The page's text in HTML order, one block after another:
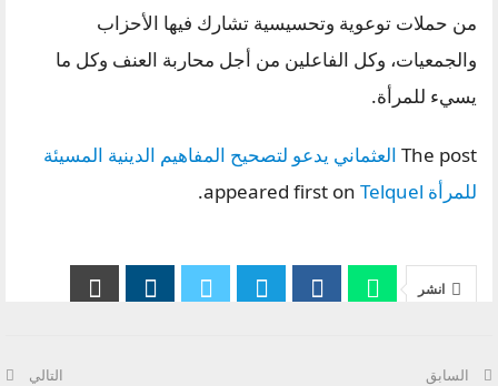
من حملات توعوية وتحسيسية تشارك فيها الأحزاب
والجمعيات، وكل الفاعلين من أجل محاربة العنف وكل ما
يسيء للمرأة.
The post العثماني يدعو لتصحيح المفاهيم الدينية المسيئة
للمرأة Telquel
.
انشر
السابق التالي